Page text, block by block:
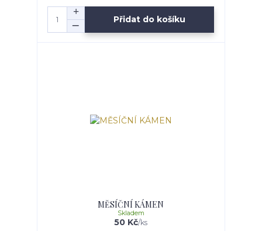
Přidat do košíku
MĚSÍČNÍ KÁMEN
50 Kč/ks
Skladem